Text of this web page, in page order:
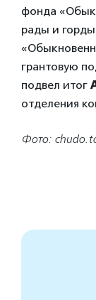
фонда
рады и
грантовую
подвел итог
отделения
Фото: